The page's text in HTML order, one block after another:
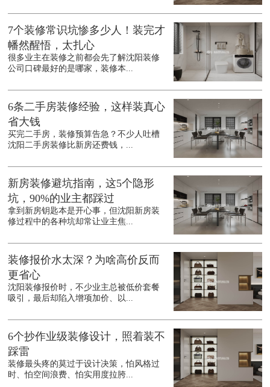
7个装修常识坑惨多少人！装完才
幡然醒悟，太扎心
很多业主在装修之前都会先了解沈阳装修
公司口碑最好的是哪家，装修本...
6条二手房装修经验，这样装真心
省大钱
买完二手房，装修预算告急？不少人吐槽
沈阳二手房装修比新房还费钱，...
新房装修避坑指南，这5个隐形
坑，90%的业主都踩过
拿到新房钥匙本是开心事，但沈阳新房装
修过程中的各种坑却常让业主焦...
装修报价水太深？为啥高价反而
更省心
沈阳装修报价时，不少业主总被低价套餐
吸引，最后却陷入增项加价、以...
6个抄作业级装修设计，照着装不
踩雷
装修最头疼的莫过于设计决策，怕风格过
时、怕空间浪费、怕实用度拉胯...